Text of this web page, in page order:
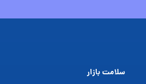
سلامت بازار